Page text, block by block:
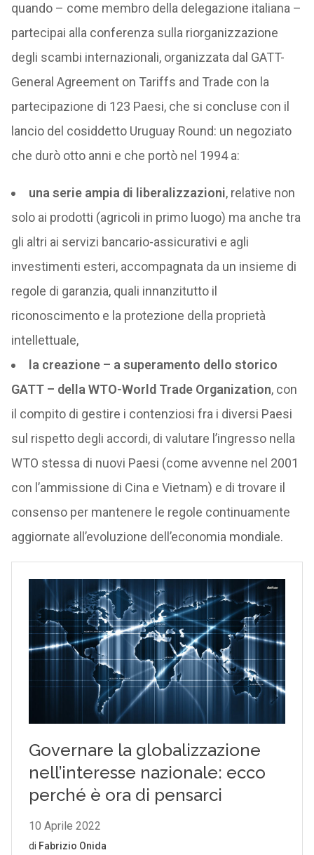
quando – come membro della delegazione italiana –
partecipai alla conferenza sulla riorganizzazione
degli scambi internazionali, organizzata dal GATT-
General Agreement on Tariffs and Trade con la
partecipazione di 123 Paesi, che si concluse con il
lancio del cosiddetto Uruguay Round: un negoziato
che durò otto anni e che portò nel 1994 a:
una serie ampia di liberalizzazioni, relative non
solo ai prodotti (agricoli in primo luogo) ma anche tra
gli altri ai servizi bancario-assicurativi e agli
investimenti esteri, accompagnata da un insieme di
regole di garanzia, quali innanzitutto il
riconoscimento e la protezione della proprietà
intellettuale,
la creazione – a superamento dello storico
GATT – della WTO-World Trade Organization, con
il compito di gestire i contenziosi fra i diversi Paesi
sul rispetto degli accordi, di valutare l’ingresso nella
WTO stessa di nuovi Paesi (come avvenne nel 2001
con l’ammissione di Cina e Vietnam) e di trovare il
consenso per mantenere le regole continuamente
aggiornate all’evoluzione dell’economia mondiale.